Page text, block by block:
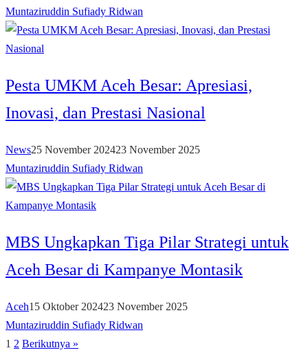
Muntaziruddin Sufiady Ridwan
Pesta UMKM Aceh Besar: Apresiasi,
Inovasi, dan Prestasi Nasional
News25 November 202423 November 2025
Muntaziruddin Sufiady Ridwan
MBS Ungkapkan Tiga Pilar Strategi untuk
Aceh Besar di Kampanye Montasik
Aceh15 Oktober 202423 November 2025
Muntaziruddin Sufiady Ridwan
Paginasi
1 2 Berikutnya »